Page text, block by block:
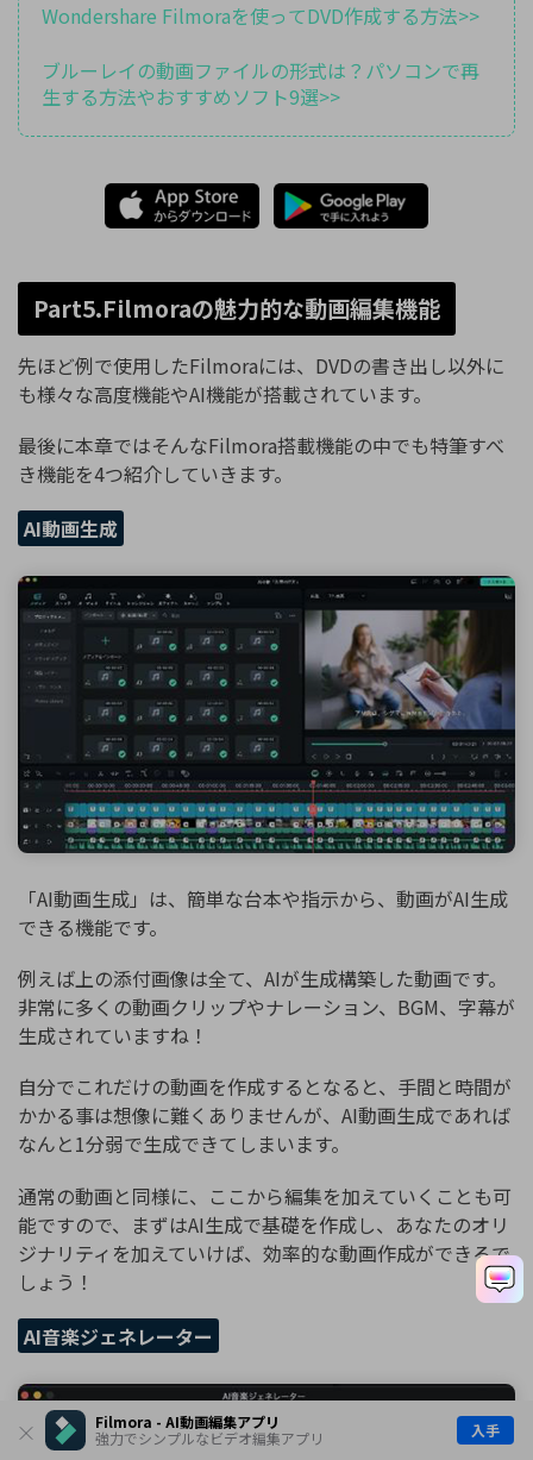
Filmora - AI動画編集アプリ
強力でシンプルなビデオ編集アプリ
入手
Wondershare Filmoraを使ってDVD作成する方法>>
ブルーレイの動画ファイルの形式は？パソコンで再
生する方法やおすすめソフト9選>>
Part5.Filmoraの魅力的な動画編集機能
先ほど例で使用したFilmoraには、DVDの書き出し以外に
も様々な高度機能やAI機能が搭載されています。
最後に本章ではそんなFilmora搭載機能の中でも特筆すべ
き機能を4つ紹介していきます。
AI動画生成
「AI動画生成」は、簡単な台本や指示から、動画がAI生成
できる機能です。
例えば上の添付画像は全て、AIが生成構築した動画です。
非常に多くの動画クリップやナレーション、BGM、字幕が
生成されていますね！
自分でこれだけの動画を作成するとなると、手間と時間が
かかる事は想像に難くありませんが、AI動画生成であれば
なんと1分弱で生成できてしまいます。
通常の動画と同様に、ここから編集を加えていくことも可
能ですので、まずはAI生成で基礎を作成し、あなたのオリ
ジナリティを加えていけば、効率的な動画作成ができるで
しょう！
AI音楽ジェネレーター